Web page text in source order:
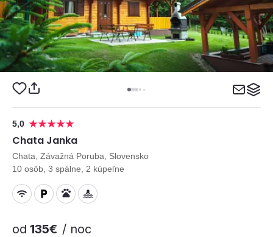
5,0
Chata Janka
Chata, Závažná Poruba, Slovensko
10 osôb, 3 spálne, 2 kúpeľne
od 135€ / noc